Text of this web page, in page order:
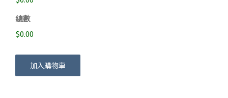
總數
$0.00
加入購物車